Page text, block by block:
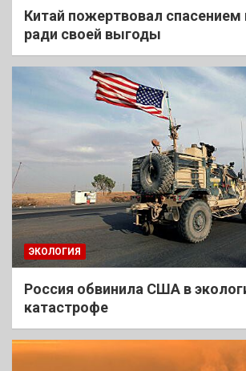
Китай пожертвовал
ради своей выгоды
ЭКОЛОГИЯ
Россия обвинила США в
катастрофе